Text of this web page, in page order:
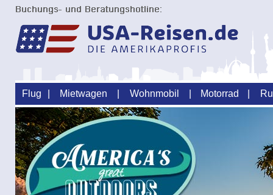
Flug Mietwagen Wohnmobil Motorrad